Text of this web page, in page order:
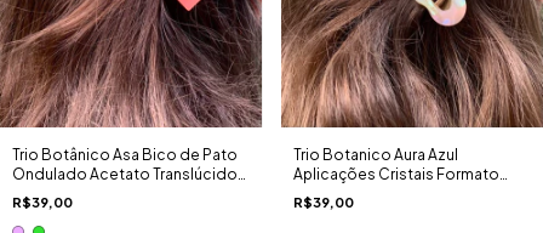
Trio Botânico Asa Bico de Pato
Ondulado Acetato Translúcido
Borboletas Cristais
R$39,00
Trio Botanico Aura Azul
Aplicações Cristais Formato
Coração Gota Redondo
R$39,00